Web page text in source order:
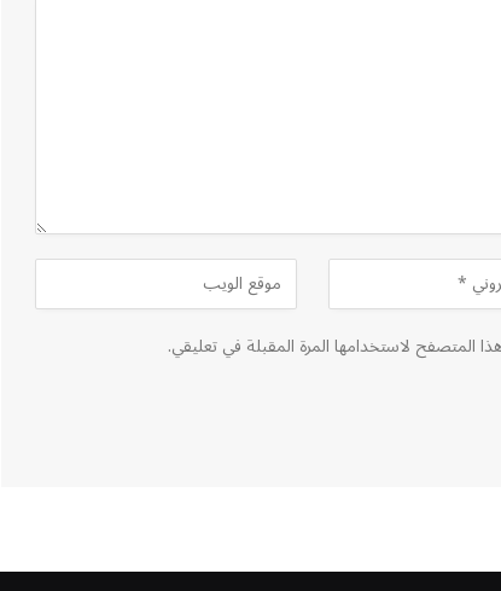
المتصفح لاستخدامها المرة المقبلة في تعليقي.